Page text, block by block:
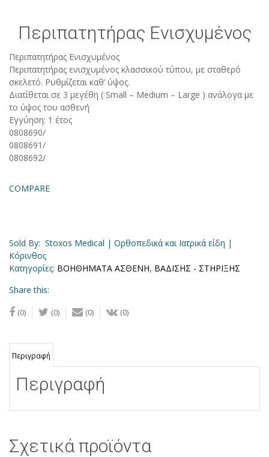
Περιπατητήρας Ενισχυμένος
Περιπατητήρας Ενισχυμένος
Περιπατητήρας ενισχυμένος κλασσικού τύπου, με σταθερό
σκελετό. Ρυθμίζεται καθ’ ύψος.
Διατίθεται σε 3 μεγέθη ( Small – Medium – Large ) ανάλογα με
το ύψος του ασθενή
Εγγύηση: 1 έτος
0808690/
0808691/
0808692/
COMPARE
Sold By: Stoxos Medical | Ορθοπεδικά και Ιατρικά είδη |
Κόρινθος
Κατηγορίες: ΒΟΗΘΗΜΑΤΑ ΑΣΘΕΝΗ, ΒΑΔΙΣΗΣ - ΣΤΗΡΙΞΗΣ
Share this:
Share
Facebook
(0)
Share
on
Twitter
(0)
Email
friend
(0)
Share
(0)
Περιγραφή
Περιγραφή
Σχετικά προϊόντα